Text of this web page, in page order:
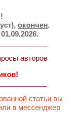
окончен.
авторов
статьи вы
в мессенджер